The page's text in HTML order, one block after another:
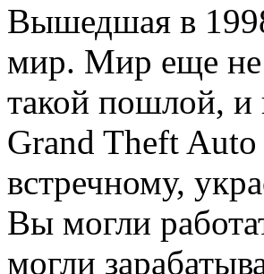
Вышедшая в
мир. Мир еще не
такой пошлой, и
Grand Theft
встречному,
Вы могли
могли